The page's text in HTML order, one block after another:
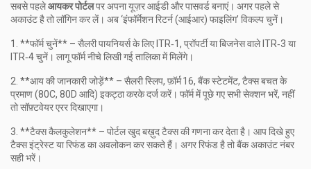
सबसे पहलेआयकर पोर्टलपर अपना यूज़र आईडी और पासवर्ड बनाएं। अगर पहले से
अकाउंट है तो लॉगिन कर लें। अब ‘इंफॉर्मेशन रिटर्न (आईआर) फाइलिंग’ विकल्प चुनें।
1. **फॉर्म चुनें** – सैलरी पायनियर्स के लिए ITR‑1, प्रॉपर्टी या बिजनेस वाले ITR‑3 या
ITR‑4 चुनें। लागू फॉर्म नीचे लिखी गई तालिका में मिलेंगे।
2. **आय की जानकारी जोड़ें** – सैलरी स्लिप, फ़ॉर्म 16, बैंक स्टेटमेंट, टैक्स बचत के
प्रमाण (80C, 80D आदि) इकट्ठा करके दर्ज करें। फॉर्म में पूछे गए सभी सेक्शन भरें, नहीं
तो सॉफ़्टवेयर एरर दिखाएगा।
3. **टैक्स कैलकुलेशन** – पोर्टल खुद बख़ुद टैक्स की गणना कर देता है। आप दिखे हुए
टैक्स इंट्रेस्ट या रिफंड का अवलोकन कर सकते हैं। अगर रिफंड है तो बैंक अकाउंट नंबर
सही भरें।